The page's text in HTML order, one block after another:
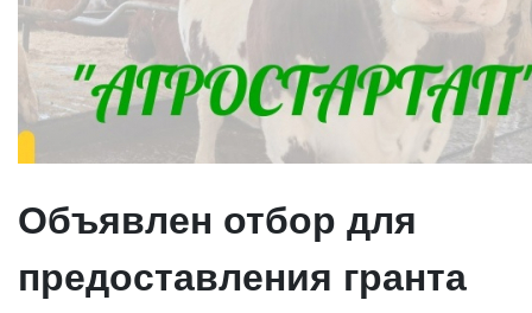
Объявлен отбор для
предоставления гранта